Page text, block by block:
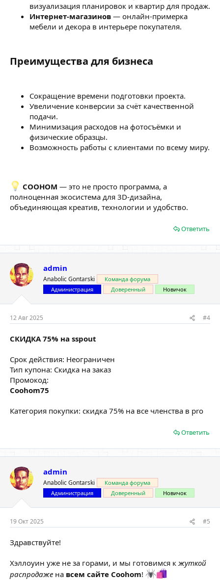
визуализация планировок и квартир для продаж.
Интернет-магазинов — онлайн-примерка
мебели и декора в интерьере покупателя.
Преимущества для бизнеса​
Сокращение времени подготовки проекта.
Увеличение конверсии за счёт качественной
подачи.
Минимизация расходов на фотосъёмки и
физические образцы.
Возможность работы с клиентами по всему миру.
COOHOM — это не просто программа, а
полноценная экосистема для 3D-дизайна,
объединяющая креатив, технологии и удобство.
Ответить
admin
Anabolic Gontarski
Команда форума
Администрация
Доверенный Новичок
12 Авг 2025 #4
СКИДКА 75% на sspout
Срок действия: Неограничен
Тип купона: Скидка на заказ
Промокод:
Coohom75
Категория покупки: скидка 75% на все членства в pro
Ответить
admin
Anabolic Gontarski
Команда форума
Администрация
Доверенный Новичок
19 Окт 2025 #5
Здравствуйте!
Хэллоуин уже не за горами, и мы готовимся кжуткой
распродаже на всем сайте Coohom!